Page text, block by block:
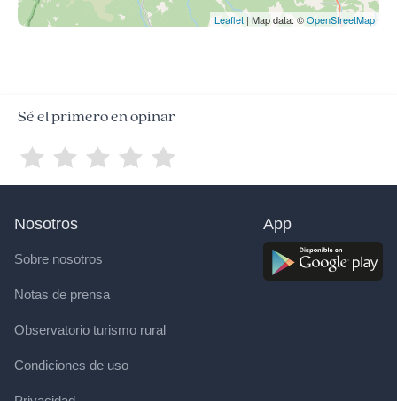
Leaflet | Map data: ©OpenStreetMap
Sé el primero en opinar
Nosotros
Sobre nosotros
Notas de prensa
Observatorio turismo rural
Condiciones de uso
App